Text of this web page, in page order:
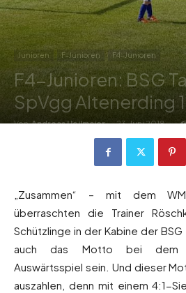
Junioren F-Junioren F4-Junioren
F4-Junioren: BSG
SpVgg Altenerding
Von Andreas Heilmaier - 23. Juni 2018
„Zusammen“ – mit dem
überraschten die Trainer
Schützlinge in der Kabine der
auch das Motto bei dem
Auswärtsspiel sein. Und dieser
auszahlen, denn mit einem 4:1-